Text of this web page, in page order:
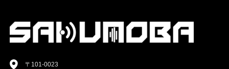
〒101-0023